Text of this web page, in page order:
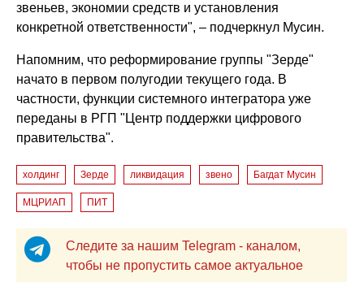
звеньев, экономии средств и установления
конкретной ответственности", – подчеркнул Мусин.
Напомним, что реформирование группы "Зерде"
начато в первом полугодии текущего года. В
частности, функции системного интегратора уже
переданы в РГП "Центр поддержки цифрового
правительства".
холдинг Зерде ликвидация звено Багдат Мусин
МЦРИАП ПИТ
Следите за нашим Telegram - каналом,
чтобы не пропустить самое актуальное